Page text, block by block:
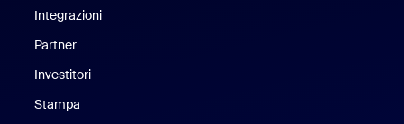
Integrazioni
Partner
Investitori
Stampa